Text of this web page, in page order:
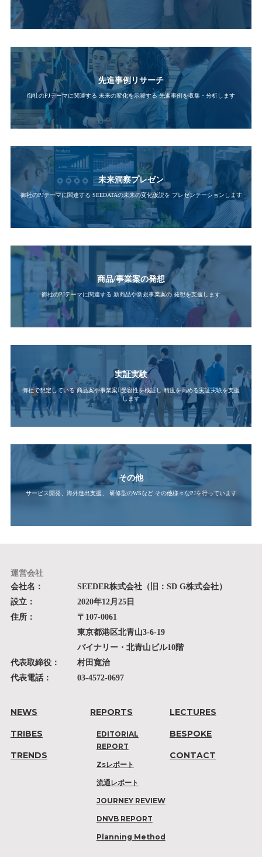
先進事例リサーチ
御社のPJテーマに関連する 未来の変化を示唆する先進事例を収集・分析します
未来洞察プレゼン
御社のPJテーマに関連する SEEDATAの未来の変化仮説を プレゼンテーションします
商品/事業案の発想
御社のPJテーマに関連する 新商品や新規事業案の発想を支援します
実証実験
御社で想定している商品案や事業案􄛾受容性を検証し精度を高める実証実験を支援
します
その他
サービス開発、海外進出支援、 研修型のWSなどその他様々なPJを行っています
運営会社
会社名：
SEEDER株式会社（旧：SD G株式会社）
設立：
2020年12月25日
住所：
〒107-0061
東京都港区北青山3-6-19
バイナリー・北青山ビル10階
代表取締役：
村田寛治
代表電話：
03-4572-0697
NEWS
TRIBES
TRENDS
REPORTS
EDITORIAL
REPORT
Zsレポート
流通レポート
JOURNEY REVIEW
DNVB REPORT
Planning Method
LECTURES
BESPOKE
CONTACT